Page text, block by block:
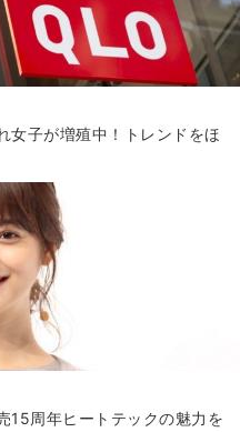
女子が増殖中！トレンドをほ
15周年ヒートテックの魅力を